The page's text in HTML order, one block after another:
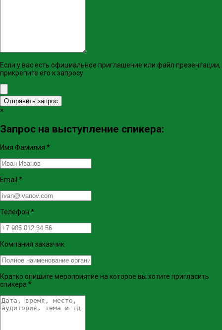
Если у вас есть официальное приглашение или файл презентации,
прикрепите его к запросу
Отправить запрос
×
Запрос на выступление спикера:
Имя Фамилия *
Email *
Телефон *
Компания заказчик
Кратко опишите мероприятие на которое вы хотите пригласить
спикера *